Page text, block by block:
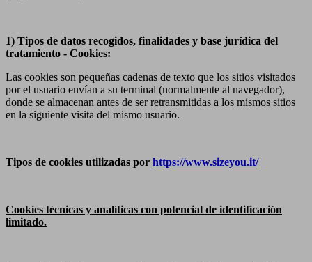
1) Tipos de datos recogidos, finalidades y base jurídica del
tratamiento - Cookies:
Las cookies son pequeñas cadenas de texto que los sitios visitados
por el usuario envían a su terminal (normalmente al navegador),
donde se almacenan antes de ser retransmitidas a los mismos sitios
en la siguiente visita del mismo usuario.
Tipos de cookies utilizadas por https://www.sizeyou.it/
Cookies técnicas y analíticas con potencial de identificación
limitado.